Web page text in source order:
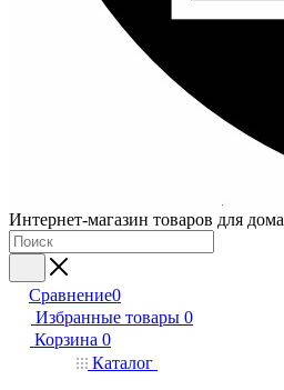
Интернет-магазин товаров для дома
Сравнение0
Избранные товары 0
Корзина 0
Каталог